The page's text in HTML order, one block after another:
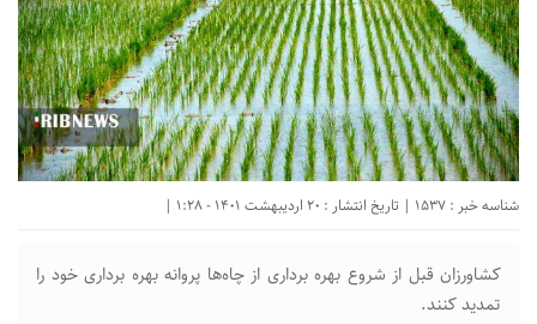
شناسه خبر : 1537 | تاریخ انتشار : 20 اردیبهشت 1401 - 1:28 |
کشاورزان قبل از شروع بهره برداری از چاه‌ها پروانه بهره برداری خود را
تمدید کنند.